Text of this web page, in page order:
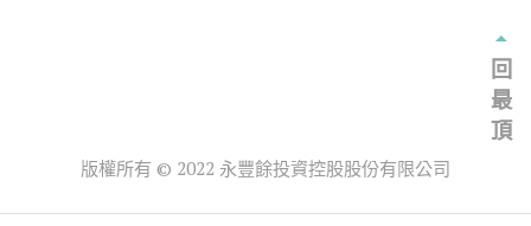
回
最
頂
版權所有 © 2022 永豐餘投資控股股份有限公司